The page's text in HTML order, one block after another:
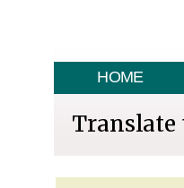
HOME
Translate